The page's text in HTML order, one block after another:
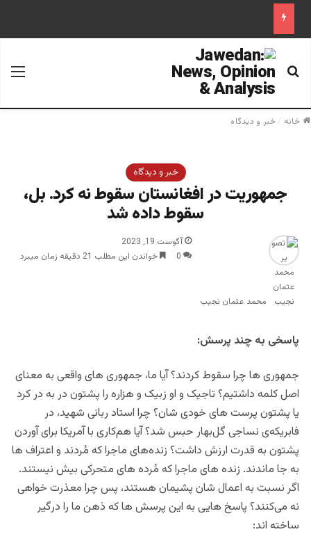
جستجو برای
خانه /خبر و دیدگاه
خبر و دیدگاه
جمهوریت در افغانستان سقوط نه کرد. بل،
سقوط داده شد
محمد عثمان نجیب
آگوست 19, 2023
0
خواندن این مطلب 21 دقیقه زمان میبرد
پاسخی به چند پرسش:
جمهوری ها چرا سقوط کردند؟ آیا ما، جمهوری های واقعی به معنای
اصل کلمه داشتیم؟ تاجیک ‌و او زبیک و هزاره را پشتون در به در کرد
یا پشتون پرست های خودی شان؟ چرا استاد ربانی شهید، در
فابریکه‌ی نساجی گل‌بهار حبس شد؟ آیا هم‌کاری با آمریکا برای آوردن
پشتون به قدرت ارزش داشت؟ زنده‌های ماجرا که مُردند و اعتراف ها
به جا ماندند. زنده های ماجرا که مُرده های متحرکی بیش نیستند.‌
اگر نسبت به اعمال شان پشیمان هستند، پس چرا معذرت خواهی
نه می‌کنند؟ پاسخ هایی به این پرسش ها که ذهن ما را درگیر
ساخته اند: